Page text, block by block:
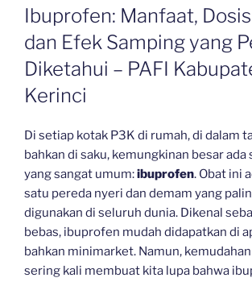
ON
Ibuprofen: Manfaat,
dan Efek Samping yang
Diketahui – PAFI
Kerinci
Di setiap kotak P3K di rumah, di dalam
bahkan di saku, kemungkinan besar
yang sangat umum:ibuprofen. Obat ini
satu pereda nyeri dan demam yang
digunakan di seluruh dunia. Dikenal
bebas, ibuprofen mudah didapatkan di
bahkan minimarket. Namun,
sering kali membuat kita lupa bahwa